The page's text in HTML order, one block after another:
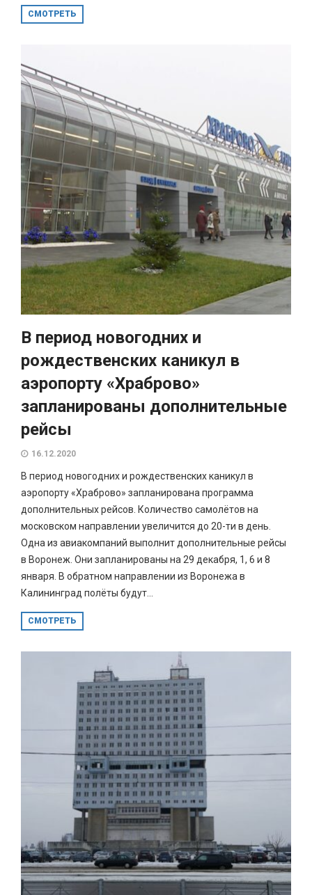
СМОТРЕТЬ
В период новогодних и
рождественских каникул в
аэропорту «Храброво»
запланированы дополнительные
рейсы
16.12.2020
В период новогодних и рождественских каникул в
аэропорту «Храброво» запланирована программа
дополнительных рейсов. Количество самолётов на
московском направлении увеличится до 20-ти в день.
Одна из авиакомпаний выполнит дополнительные рейсы
в Воронеж. Они запланированы на 29 декабря, 1, 6 и 8
января. В обратном направлении из Воронежа в
Калининград полёты будут...
СМОТРЕТЬ